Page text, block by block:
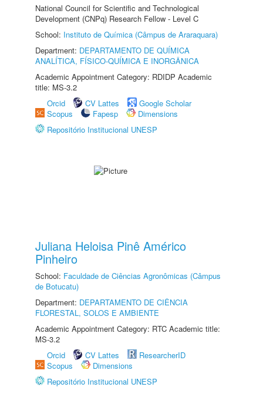
National Council for Scientific and Technological
Development (CNPq) Research Fellow - Level C
School: Instituto de Química (Câmpus de Araraquara)
Department: DEPARTAMENTO DE QUÍMICA
ANALÍTICA, FÍSICO-QUÍMICA E INORGÂNICA
Academic Appointment Category: RDIDP Academic
title: MS-3.2
Orcid
CV Lattes
Google Scholar
Scopus
Fapesp
Dimensions
Repositório Institucional UNESP
Juliana Heloisa Pinê Américo
Pinheiro
School: Faculdade de Ciências Agronômicas (Câmpus
de Botucatu)
Department: DEPARTAMENTO DE CIÊNCIA
FLORESTAL, SOLOS E AMBIENTE
Academic Appointment Category: RTC Academic title:
MS-3.2
Orcid
CV Lattes
ResearcherID
Scopus
Dimensions
Repositório Institucional UNESP